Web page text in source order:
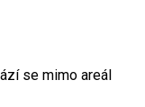
se mimo areál